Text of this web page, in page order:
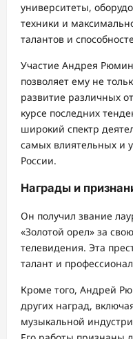
университеты,
техники и
талантов и
Участие Андрея
позволяет ему не
развитие различных
курсе последних
широкий спектр
самых влиятельных и
России.
Награды и
Он получил звание
«Золотой орел» за
телевидения. Эта
талант и
Кроме того, Андрей
других наград,
музыкальной